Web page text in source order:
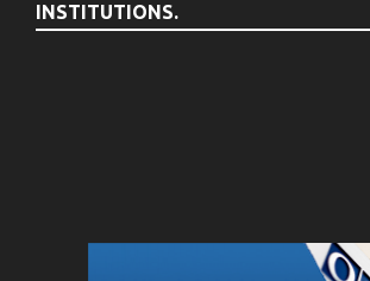
INSTITUTIONS.